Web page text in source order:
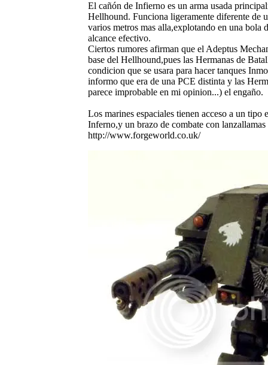
El cañón de Infierno es un arma usada
Hellhound. Funciona ligeramente diferente de
varios metros mas alla,explotando en una
alcance efectivo.
Ciertos rumores afirman que el Adeptus
base del Hellhound,pues las Hermanas de
condicion que se usara para hacer tanques
informo que era de una PCE distinta y las
parece improbable en mi opinion...) el engaño.
Los marines espaciales tienen acceso a un
Inferno,y un brazo de combate con
http://www.forgeworld.co.uk/